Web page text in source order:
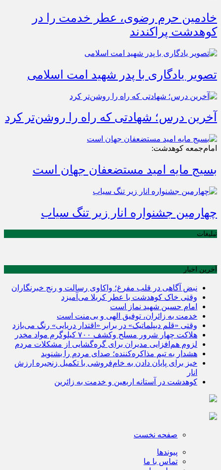
خادمین حرم رضوی، عطر خدمت را در
کوهدشت پراکندند
تصویر یادگاری با پدر شهید امت اسلامی
آخرین درس؛ شهادتی که راه را روشن‌تر کرد
امام‌جمعه کوهدشت:
بسیج مایه امید مستضعفان جهان است
چهارمین جشنواره انار زیر تنگ سیاب
تبلیغات
آخرین اخبار
نبض آگاهی در قلب مفرغ؛ واکاوی رسالت و رنج خبرنگاران
وقتی خاک کوهدشت با عطر کربلا می‌آمیزد
امام حسین شهید نماز است
خدمت به زائران، توفیق الهی و بی‌منت است
وقتی «قلم دیپلماتیک» در برابر «اقتدار دریایی» رنگ می‌بازد
هلاکت چهار شرور مسلح وکشف ۷۰۰ کیلوگرم مواد مخدر
لزوم هم‌افزایی مدیران برای گره‌گشایی از مشکلات مردم
هشدار به تیم مذاکره‌کننده؛ صدای مردم را بشنوید
خیز برای پایان دادن به خام‌فروشی با تکمیل زنجیره ارزش
انار
کوهدشت در آستانه اربعین و خدمت‌ به زائرین
صفحه نخست
پیوندها
تماس با ما